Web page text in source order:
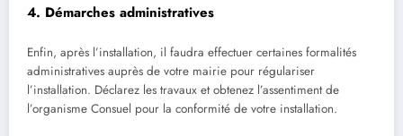
4. Démarches administratives
Enfin, après l’installation, il faudra effectuer certaines formalités
administratives auprès de votre mairie pour régulariser
l’installation. Déclarez les travaux et obtenez l’assentiment de
l’organisme Consuel pour la conformité de votre installation.